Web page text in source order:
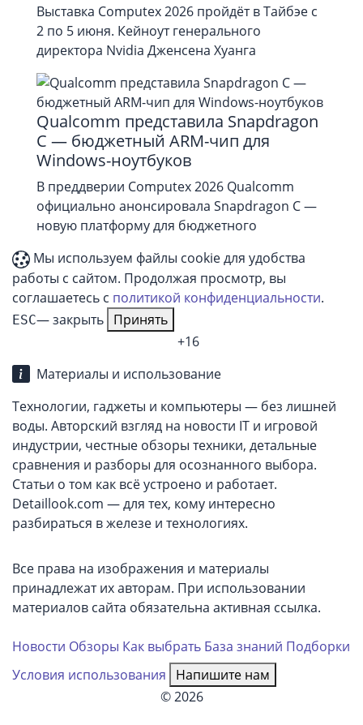
Выставка Computex 2026 пройдёт в Тайбэе с
2 по 5 июня. Кейноут генерального
директора Nvidia Дженсена Хуанга
Qualcomm представила Snapdragon
C — бюджетный ARM-чип для
Windows-ноутбуков
В преддверии Computex 2026 Qualcomm
официально анонсировала Snapdragon C —
новую платформу для бюджетного
Мы используем файлы cookie для удобства
работы с сайтом. Продолжая просмотр, вы
соглашаетесь с политикой конфиденциальности.
ESC— закрыть Принять
+16
Материалы и использование
Технологии, гаджеты и компьютеры — без лишней
воды. Авторский взгляд на новости IT и игровой
индустрии, честные обзоры техники, детальные
сравнения и разборы для осознанного выбора.
Статьи о том как всё устроено и работает.
Detaillook.com — для тех, кому интересно
разбираться в железе и технологиях.
Все права на изображения и материалы
принадлежат их авторам. При использовании
материалов сайта обязательна активная ссылка.
Новости Обзоры Как выбрать База знаний Подборки
Условия использования
Напишите нам
© 2026